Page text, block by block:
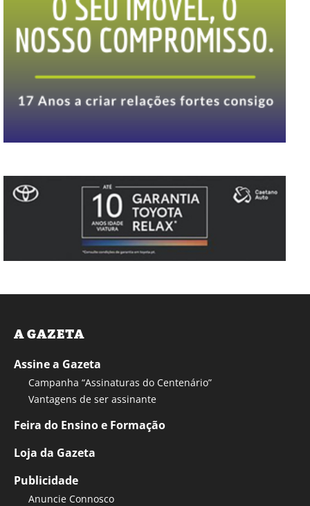
A GAZETA
Assine a Gazeta
Campanha “Assinaturas do Centenário”
Vantagens de ser assinante
Feira do Ensino e Formação
Loja da Gazeta
Publicidade
Anuncie Connosco